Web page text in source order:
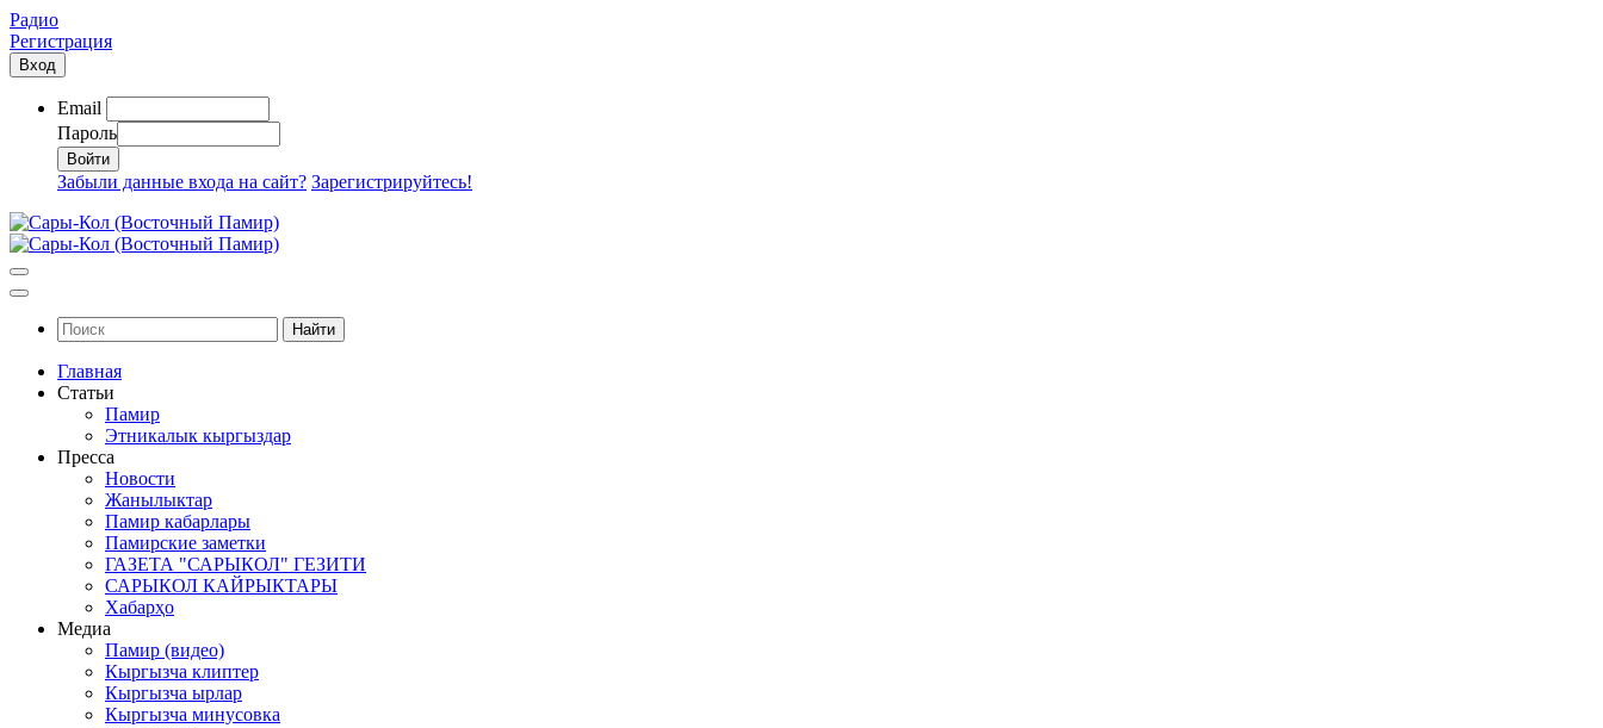
Радио
Регистрация
Вход
Email
Пароль
Забыли данные входа на сайт? Зарегистрируйтесь!
Найти
Главная
Статьи
Памир
Этникалык кыргыздар
Пресса
Новости
Жанылыктар
Памир кабарлары
Памирские заметки
ГАЗЕТА "САРЫКОЛ" ГЕЗИТИ
САРЫКОЛ КАЙРЫКТАРЫ
Хабарҳо
Медиа
Памир (видео)
Кыргызча клиптер
Кыргызча ырлар
Кыргызча минусовка